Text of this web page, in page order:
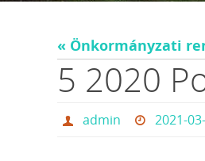
« Önkormányzati
5 2020
admin 2021-